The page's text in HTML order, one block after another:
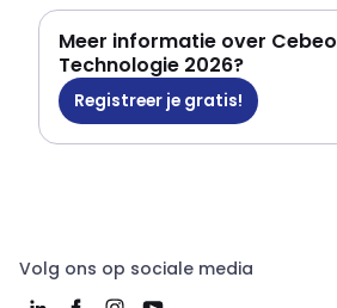
Meer informatie over Cebeo
Technologie 2026?
Registreer je gratis!
Volg ons op sociale media